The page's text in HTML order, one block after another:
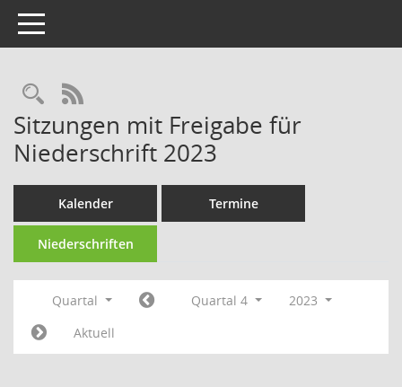
Toggle navigation
Rechercheauswahl
RSS-Feed
Sitzungen mit Freigabe für
Niederschrift 2023
Kalender Termine
Niederschriften
Quartal Quartal 4
2023
Aktuell